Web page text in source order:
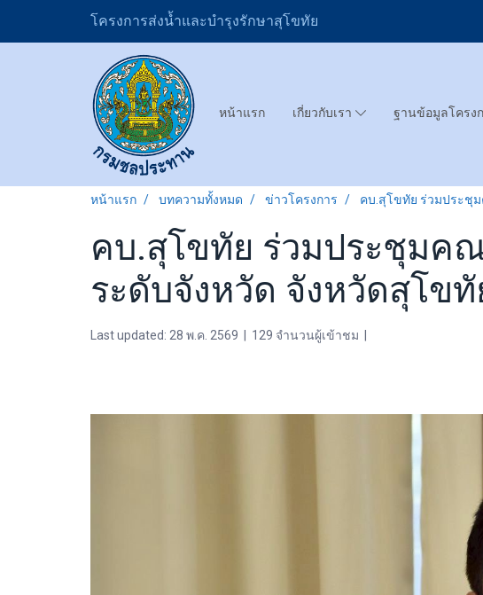
โครงการส่งน้ำและบำรุงรักษาสุโขทัย
หน้าแรก เกี่ยวกับเรา ฐานข้อมูลโครง
หน้าแรก บทความทั้งหมด ข่าวโครงการ คบ.สุโขทัย ร่วมประชุ
คบ.สุโขทัย ร่วมประชุมค
ระดับจังหวัด จังหวัดสุโข
Last updated: 28 พ.ค. 2569 129 จำนวนผู้เข้าชม